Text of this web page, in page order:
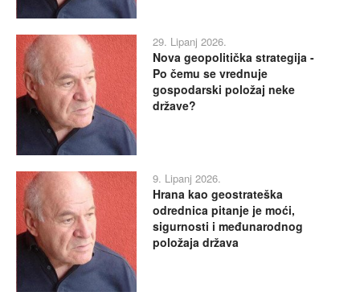
29. Lipanj 2026.
Nova geopolitička strategija -
Po čemu se vrednuje
gospodarski položaj neke
države?
9. Lipanj 2026.
Hrana kao geostrateška
odrednica pitanje je moći,
sigurnosti i međunarodnog
položaja država